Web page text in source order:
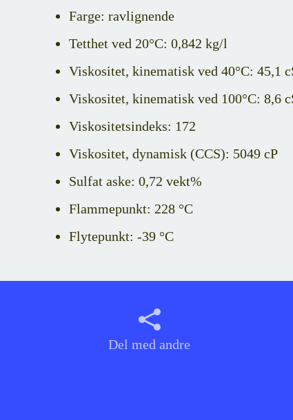
Farge: ravlignende
Tetthet ved 20°C: 0,842 kg/l
Viskositet, kinematisk ved 40°C: 45,1
Viskositet, kinematisk ved 100°C: 8,6
Viskositetsindeks: 172
Viskositet, dynamisk (CCS): 5049 cP
Sulfat aske: 0,72 vekt%
Flammepunkt: 228 °C
Flytepunkt: -39 °C
Del med andre